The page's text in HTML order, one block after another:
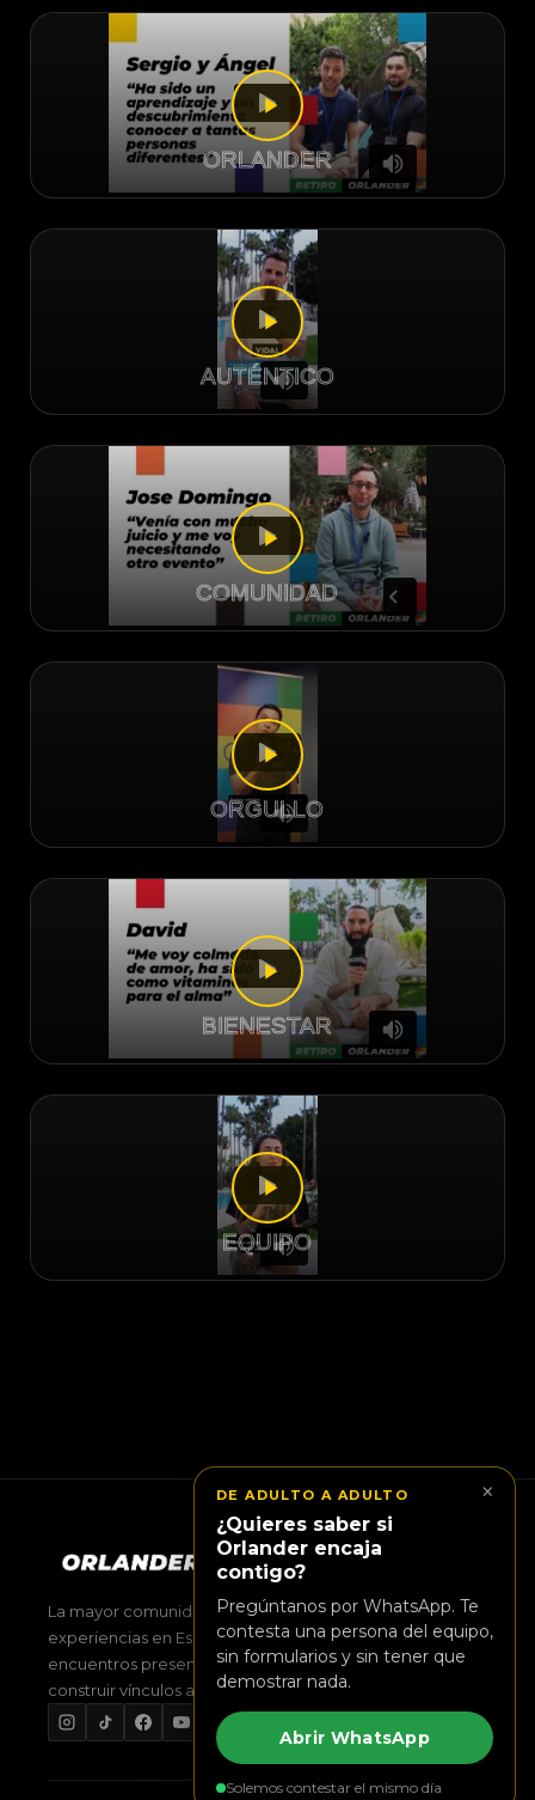
ORLANDER
AUTÉNTICO
COMUNIDAD
ORGULLO
BIENESTAR
EQUIPO
×
DE ADULTO A ADULTO
¿Quieres saber si
Orlander encaja
contigo?
Pregúntanos por WhatsApp. Te
contesta una persona del equipo,
sin formularios y sin tener que
demostrar nada.
Abrir WhatsApp
Solemos contestar el mismo día
La mayor comunidad LGTBIQ+ de ocio, conexión y
experiencias en España. Desde 2018 creamos
encuentros presenciales y convivencia real para
construir vínculos adultos que perduran.